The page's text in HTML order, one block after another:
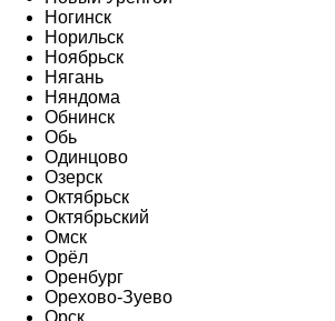
Ногинск
Норильск
Ноябрьск
Нягань
Няндома
Обнинск
Обь
Одинцово
Озерск
Октябрьск
Октябрьский
Омск
Орёл
Оренбург
Орехово-Зуево
Орск